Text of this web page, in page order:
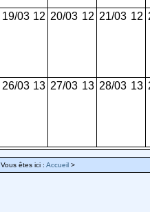
19/03 12 20/03 12 21/03 12
26/03 13 27/03 13 28/03 13
Vous êtes ici : Accueil >